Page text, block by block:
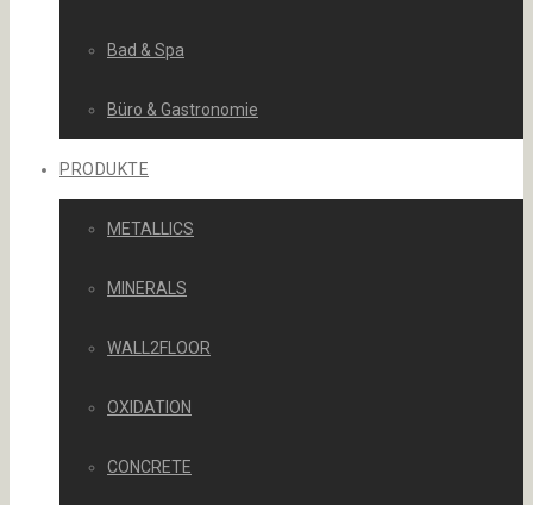
Bad & Spa
Büro & Gastronomie
PRODUKTE
METALLICS
MINERALS
WALL2FLOOR
OXIDATION
CONCRETE